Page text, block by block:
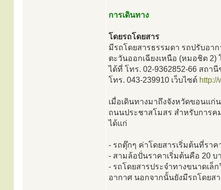
การเดินทาง
โดยรถโดยสาร
มีรถโดยสารธรรมดา รถปรับอา
ตะวันออกเฉียงเหนือ (หมอชิต 2)
ได้ที่ โทร. 02-9362852-66 สถา
โทร. 043-239910 เว็บไซต์ http://
เมื่อเดินทางมาถึงจังหวัดขอนแก่
ถนนประชาสโมสร สำหรับการค
ได้แก่
- รถตุ๊กๆ ค่าโดยสารเริ่มต้นที่ราค
- สามล้อปั่นราคาเริ่มต้นคือ 20 บ
- รถโดยสารประจำทางขนาดเล็
อากาศ นอกจากนั้นยังมีรถโดยส